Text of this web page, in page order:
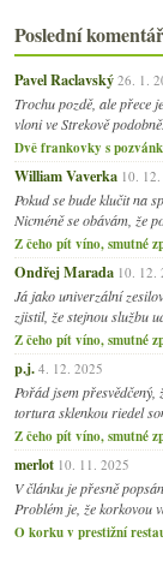
Poslední
Pavel Raclavský 26. 1.
Trochu pozdě, ale přece
vloni ve Strekově
Dvě frankovky s
William Vaverka 10.
Pokud se bude klučit na
Nicméně se obávám, že
Z čeho pít víno, smutné
Ondřej Marada 10. 12.
Já jako univerzální
zjistil, že stejnou službu
Z čeho pít víno, smutné
p.j. 4. 12. 2025
Pořád jsem
tortura sklenkou riedel
Z čeho pít víno, smutné
merlot 10. 11. 2025
V článku je přesně
Problém je, že korkovou
O korku v prestižní